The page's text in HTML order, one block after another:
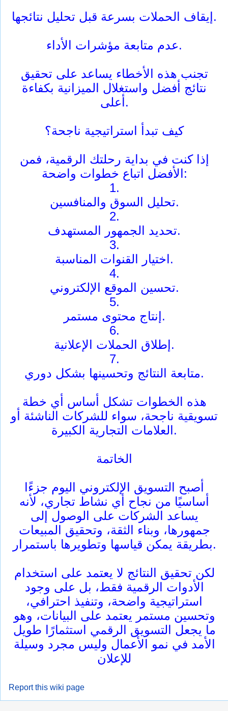
إيقاف الحملات بسرعة قبل تحليل نتائجها.
عدم متابعة مؤشرات الأداء.
تجنب هذه الأخطاء يساعد على تحقيق
نتائج أفضل واستغلال الميزانية بكفاءة
أعلى.
كيف تبدأ استراتيجية ناجحة؟
إذا كنت في بداية رحلتك الرقمية، فمن
الأفضل اتباع خطوات واضحة:
1.
تحليل السوق والمنافسين.
2.
تحديد الجمهور المستهدف.
3.
اختيار القنوات المناسبة.
4.
تحسين الموقع الإلكتروني.
5.
إنتاج محتوى مستمر.
6.
إطلاق الحملات الإعلانية.
7.
متابعة النتائج وتحسينها بشكل دوري.
هذه الخطوات تشكل أساس أي خطة
تسويقية ناجحة، سواء للشركات الناشئة أو
العلامات التجارية الكبيرة.
الخاتمة
أصبح التسويق الإلكتروني اليوم جزءًا
أساسيًا من نجاح أي نشاط تجاري، لأنه
يساعد الشركات على الوصول إلى
جمهورها، وبناء الثقة، وتحقيق المبيعات
بطريقة يمكن قياسها وتطويرها باستمرار.
لكن تحقيق النتائج لا يعتمد على استخدام
الأدوات الرقمية فقط، بل على وجود
استراتيجية واضحة، وتنفيذ احترافي،
وتحسين مستمر يعتمد على البيانات، وهو
ما يجعل التسويق الرقمي استثمارًا طويل
الأمد في نمو الأعمال وليس مجرد وسيلة
للإعلان
Report this wiki page